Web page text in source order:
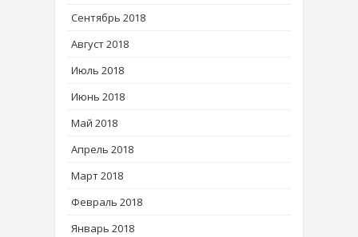
Сентябрь 2018
Август 2018
Июль 2018
Июнь 2018
Май 2018
Апрель 2018
Март 2018
Февраль 2018
Январь 2018